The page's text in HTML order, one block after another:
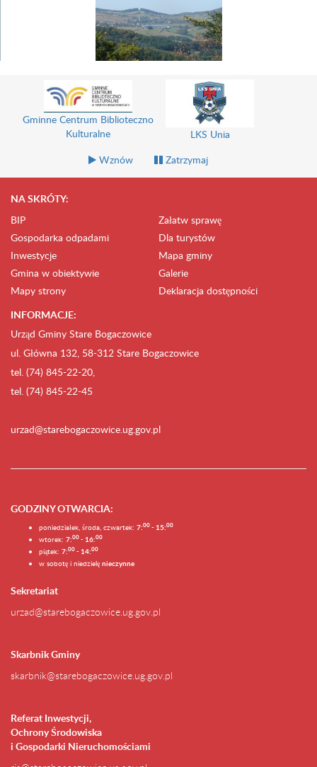
Gminne Centrum Biblioteczno
Kulturalne
LKS Unia
Wznów
Zatrzymaj
NA SKRÓTY:
BIP
Załatw sprawę
Gospodarka odpadami
Dla turystów
Inwestycje
Mapa gminy
Gmina w obiektywie
Galerie
Mapy strony
Deklaracja dostępności
INFORMACJE:
Urząd Gminy Stare Bogaczowice
ul. Główna 132, 58-312 Stare Bogaczowice
tel. (74) 845-22-20,
tel. (74) 845-22-45
urzad@starebogaczowice.ug.gov.pl
GODZINY OTWARCIA:
poniedziałek, środa, czwartek: 7:00 - 15:00
wtorek: 7:00 - 16:00
piątek: 7:00 - 14:00
w sobotę i niedzielę nieczynne
Sekretariat
urzad@starebogaczowice.ug.gov.pl
Skarbnik Gminy
skarbnik@starebogaczowice.ug.gov.pl
Referat Inwestycji,
Ochrony Środowiska
i Gospodarki Nieruchomościami